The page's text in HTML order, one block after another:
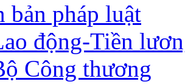
bản pháp luật
động-Tiền
Công thương